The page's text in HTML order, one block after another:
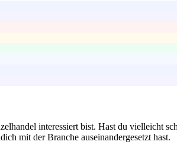
interessiert bist. Hast du vielleicht
mit der Branche auseinandergesetzt hast.